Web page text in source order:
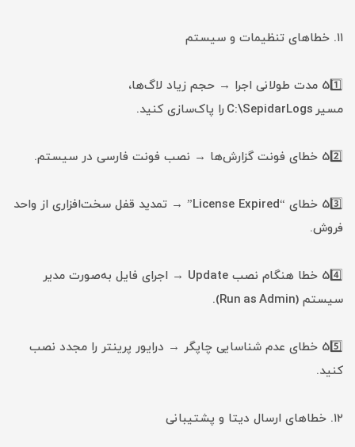
۱۱. خطاهای تنظیمات و سیستم
51️⃣ مدت طولانی اجرا → حجم زیاد لاگ‌ها،
مسیر C:\SepidarLogs را پاک‌سازی کنید.
52️⃣ خطای فونت گزارش‌ها → نصب فونت فارسی در سیستم.
53️⃣ خطای “License Expired” → تمدید قفل سخت‌افزاری از واحد
فروش.
54️⃣ خطا هنگام نصب Update → اجرای فایل به‌صورت مدیر
سیستم (Run as Admin).
55️⃣ خطای عدم شناسایی چاپگر → درایور پرینتر را مجدد نصب
کنید.
۱۲. خطاهای ارسال دیتا و پشتیبانی